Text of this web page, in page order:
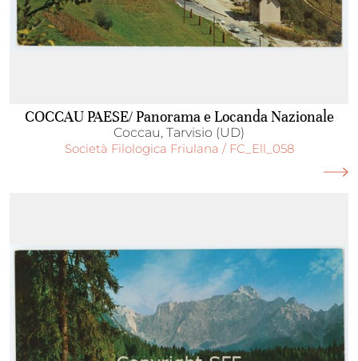
COCCAU PAESE/ Panorama e Locanda Nazionale
Coccau, Tarvisio (UD)
Società Filologica Friulana / FC_Ell_058